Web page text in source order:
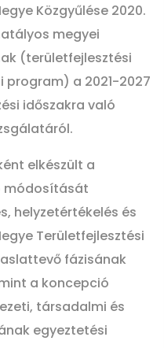
Közgyűlése 2020.
megyei
(területfejlesztési
a 2021-2027
időszakra való
elkészült a
módosítását
helyzetértékelés és
Területfejlesztési
fázisának
a koncepció
társadalmi és
egyeztetési